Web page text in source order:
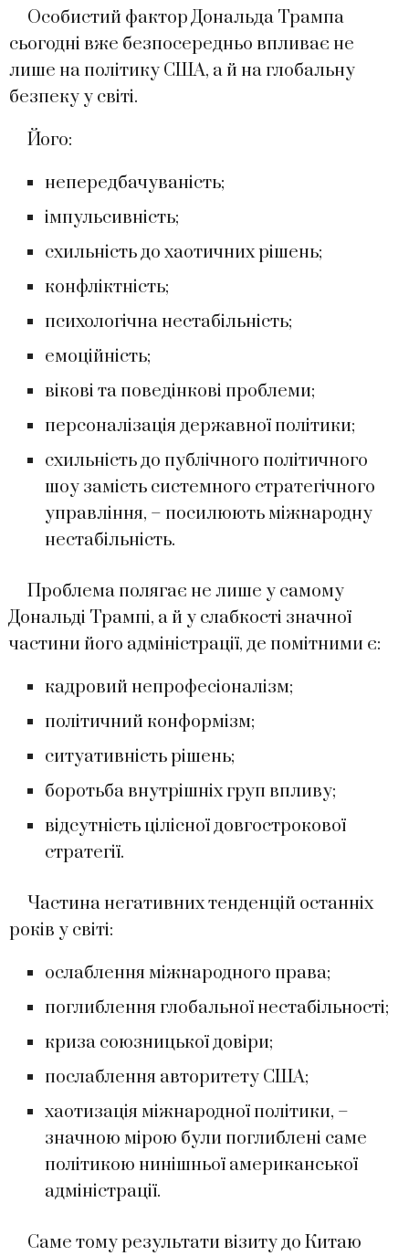
Особистий фактор Дональда Трампа
сьогодні вже безпосередньо впливає не
лише на політику США, а й на глобальну
безпеку у світі.
Його:
непередбачуваність;
імпульсивність;
схильність до хаотичних рішень;
конфліктність;
психологічна нестабільність;
емоційність;
вікові та поведінкові проблеми;
персоналізація державної політики;
схильність до публічного політичного
шоу замість системного стратегічного
управління, – посилюють міжнародну
нестабільність.
Проблема полягає не лише у самому
Дональді Трампі, а й у слабкості значної
частини його адміністрації, де помітними є:
кадровий непрофесіоналізм;
політичний конформізм;
ситуативність рішень;
боротьба внутрішніх груп впливу;
відсутність цілісної довгострокової
стратегії.
Частина негативних тенденцій останніх
років у світі:
ослаблення міжнародного права;
поглиблення глобальної нестабільності;
криза союзницької довіри;
послаблення авторитету США;
хаотизація міжнародної політики, –
значною мірою були поглиблені саме
політикою нинішньої американської
адміністрації.
Саме тому результати візиту до Китаю